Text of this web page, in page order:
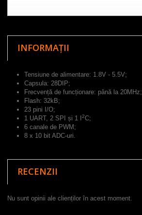
INFORMAȚII
Tensiune de alimentare: 1.8V - 5.5V;
Capsula: 28DIP;
Frecvență de funcționare: până la 20MHz;
Flash: 32kB;
23 pini I/O;
1 UART, 2 SPI și 1 I
2C;
6 canale de PWM;
8 x 10 bit ADC-uri.
RECENZII
Nu sunt opinii ale clienților în acest moment.